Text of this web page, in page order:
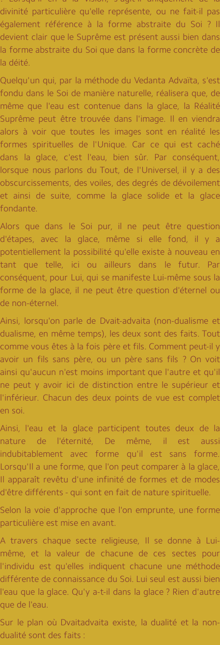
divinité particulière qu'elle représente, ou ne fait-il pas
également référence à la forme abstraite du Soi ? Il
devient clair que le Suprême est présent aussi bien dans
la forme abstraite du Soi que dans la forme concrète de
la déité.
Quelqu'un qui, par la méthode du Vedanta Advaïta, s'est
fondu dans le Soi de manière naturelle, réalisera que, de
même que l'eau est contenue dans la glace, la Réalité
Suprême peut être trouvée dans l'image. Il en viendra
alors à voir que toutes les images sont en réalité les
formes spirituelles de l'Unique. Car ce qui est caché
dans la glace, c'est l'eau, bien sûr. Par conséquent,
lorsque nous parlons du Tout, de l'Universel, il y a des
obscurcissements, des voiles, des degrés de dévoilement
et ainsi de suite, comme la glace solide et la glace
fondante.
Alors que dans le Soi pur, il ne peut être question
d'étapes, avec la glace, même si elle fond, il y a
potentiellement la possibilité qu'elle existe à nouveau en
tant que telle, ici ou ailleurs dans le futur. Par
conséquent, pour Lui, qui se manifeste Lui-même sous la
forme de la glace, il ne peut être question d'éternel ou
de non-éternel.
Ainsi, lorsqu'on parle de Dvait-advaita (non-dualisme et
dualisme, en même temps), les deux sont des faits. Tout
comme vous êtes à la fois père et fils. Comment peut-il y
avoir un fils sans père, ou un père sans fils ? On voit
ainsi qu'aucun n'est moins important que l'autre et qu'il
ne peut y avoir ici de distinction entre le supérieur et
l'inférieur. Chacun des deux points de vue est complet
en soi.
Ainsi, l'eau et la glace participent toutes deux de la
nature de l'éternité, De même, il est aussi
indubitablement avec forme qu'il est sans forme.
Lorsqu'Il a une forme, que l'on peut comparer à la glace,
Il apparaît revêtu d'une infinité de formes et de modes
d'être différents - qui sont en fait de nature spirituelle.
Selon la voie d'approche que l'on emprunte, une forme
particulière est mise en avant.
A travers chaque secte religieuse, Il se donne à Lui-
même, et la valeur de chacune de ces sectes pour
l'individu est qu'elles indiquent chacune une méthode
différente de connaissance du Soi. Lui seul est aussi bien
l'eau que la glace. Qu'y a-t-il dans la glace ? Rien d'autre
que de l'eau.
Sur le plan où Dvaitadvaita existe, la dualité et la non-
dualité sont des faits :